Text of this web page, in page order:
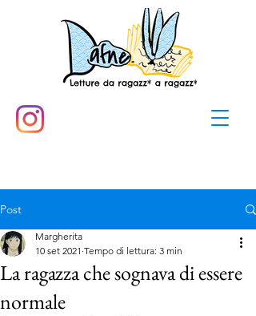
Post
La ragazza che sognava di essere
normale
Margherita
10 set 2021 Tempo di lettura: 3 min